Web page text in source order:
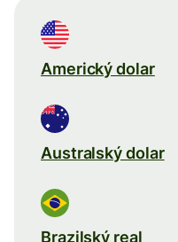
Americký dolar
Australský dolar
Brazilský real